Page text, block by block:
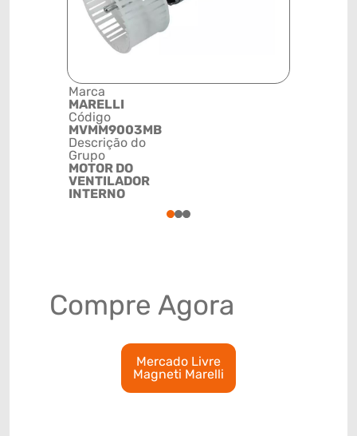
Marca
MARELLI
Código
MVMM9003MB
Descrição do
Grupo
MOTOR DO
VENTILADOR
INTERNO
123
Compre Agora
Mercado Livre
Magneti Marelli